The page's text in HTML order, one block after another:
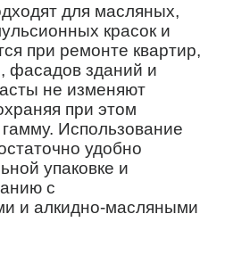
для масляных,
красок и
при ремонте квартир,
фасадов зданий и
не изменяют
при этом
Использование
удобно
упаковке и
с
и алкидно-масляными